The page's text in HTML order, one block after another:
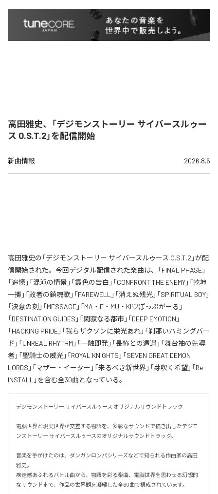
高田雅史、「デジモンストーリー サイバースルゥー
ス O.S.T.2」を配信開始
新曲情報 2026.8.6
高田雅史の「デジモンストーリー サイバースルゥース O.S.T.2」が配
信開始された。今回デジタル配信された楽曲は、「FINAL PHASE」
「追憶」「混沌の情景」「霞色の告白」「CONFRONT THE ENEMY」「乾坤
一擲」「敗者の鎮魂歌」「FAREWELL」「消えぬ残光」「SPIRITUAL BOY」
「決意の刻」「MESSAGE」「MA・E・MU・KI♡ぽっぷがーる」
「DESTINATION GUIDES」「閑寂なる都市」「DEEP EMOTION」
「HACKING PRIDE」「我らザクソンに栄光あれ」「刹那いハミングバー
ド」「UNREAL RHYTHM」「一触即発」「畏怖との遭遇」「舞台袖の先導
者」「聖騎士の威光」「ROYAL KNIGHTS」「SEVEN GREAT DEMON
LORDS」「マザー・イーター」「来るべき新世界」「芽吹く希望」「Re-
INSTALL」を含む全30曲となっている。
デジモンストーリー サイバースルゥース オリジナルサウンドトラック
電脳世界と現実世界が交差する物語を、多彩なサウンドで描き出したデジモ
ンストーリー サイバースルゥースのオリジナルサウンドトラック。
音楽を手がけたのは、ダンガンロンパシリーズなどで知られる作曲家の高田
雅史。
疾走感あふれるバトル曲から、物語を彩る楽曲、電脳世界を思わせる幻想的
なサウンドまで、作品の世界観を凝縮した全60曲で構成されています。